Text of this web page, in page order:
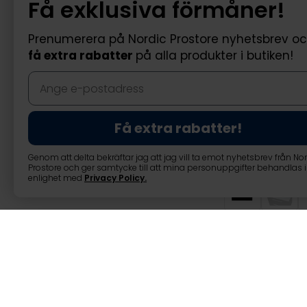
Få exklusiva förmåner!
Prenumerera på Nordic Prostore nyhetsbrev
få extra rabatter på alla produkter i butiken!
Få extra rabatter!
Genom att delta bekräftar jag att jag vill ta emot nyhetsbrev från
Prostore och ger samtycke till att mina personuppgifter behandlas i
enlighet med Privacy Policy.